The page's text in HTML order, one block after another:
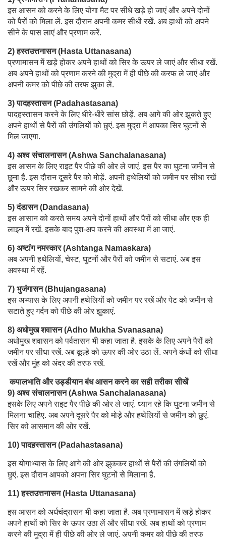
इस आसन को करने के लिए योगा मैट पर सीधे खड़े हो जाएं और अपने दोनों
को पैरों को मिला लें. इस दौरान अपनी कमर सीधी रखें. अब हाथों को अपने
सीने के पास लाएं और प्रणाम करें.
2) हस्तउत्तनासन (Hasta Uttanasana)
प्रणामासन में खड़े होकर अपने हाथों को सिर के ऊपर ले जाएं और सीधा रखें.
अब अपने हाथों को प्रणाम करने की मुद्रा में ही पीछे की करफ ले जाएं और
अपनी कमर को पीछे की तरफ झुका लें.
3) पादहस्तासन (Padahastasana)
पादहस्तासन करने के लिए धीरे-धीरे सांस छोड़ें. अब आगे की ओर झुकते हुए
अपने हाथों से पैरों की उंगलियों को छुएं. इस मुद्रा में आपका सिर घुटनों से
मिल जाएगा.
4) अश्व संचालनासन (Ashwa Sanchalanasana)
इस आसन के लिए राइट पैर पीछे की ओर ले जाएं. इस पैर का घुटना जमीन से
छूना है. इस दौरान दूसरे पैर को मोड़ें. अपनी हथेलियों को जमीन पर सीधा रखें
और ऊपर सिर रखकर सामने की ओर देखें.
5) दंडासन (Dandasana)
इस आसान को करते समय अपने दोनों हाथों और पैरों को सीधा और एक ही
लाइन में रखें. इसके बाद पुश-अप करने की अवस्था में आ जाएं.
6) अष्टांग नमस्कार (Ashtanga Namaskara)
अब अपनी हथेलियों, चेस्ट, घुटनों और पैरों को जमीन से सटाएं. अब इस
अवस्था में रहें.
7) भुजंगासन (Bhujangasana)
इस अभ्यास के लिए अपनी हथेलियों को जमीन पर रखें और पेट को जमीन से
सटाते हुए गर्दन को पीछे की ओर झुकाएं.
8) अधोमुख शवासन (Adho Mukha Svanasana)
अधोमुख शवासन को पर्वतासन भी कहा जाता है. इसके के लिए अपने पैरों को
जमीन पर सीधा रखें. अब कूल्हे को ऊपर की ओर उठा लें. अपने कंधों को सीधा
रखें और मुंह को अंदर की तरफ रखें.
कपालभाति और उड्डीयान बंध आसन करने का सही तरीका सीखें
9) अश्व संचालनासन (Ashwa Sanchalanasana)
इसके लिए अपने राइट पैर पीछे की ओर ले जाएं. ध्यान रहे कि घुटना जमीन से
मिलना चाहिए. अब अपने दूसरे पैर को मोड़े और हथेलियों से जमीन को छुएं.
सिर को आसमान की ओर रखें.
10) पादहस्तासन (Padahastasana)
इस योगाभ्यास के लिए आगे की ओर झुककर हाथों से पैरों की उंगलियों को
छुएं. इस दौरान आपको अपना सिर घुटनों से मिलाना है.
11) हस्तउत्तनासन (Hasta Uttanasana)
इस आसन को अर्धचंद्रासन भी कहा जाता है. अब प्रणामासन में खड़े होकर
अपने हाथों को सिर के ऊपर उठा लें और सीधा रखें. अब हाथों को प्रणाम
करने की मुद्रा में ही पीछे की ओर ले जाएं. अपनी कमर को पीछे की तरफ